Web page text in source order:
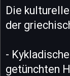
Die
der
-
getünchten